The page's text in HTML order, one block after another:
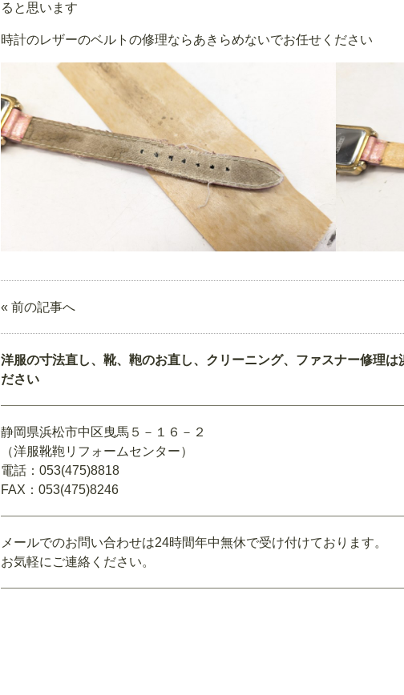
ると思います
時計のレザーのベルトの修理ならあきらめないでお任せください
« 前の記事へ
洋服の寸法直し、靴、鞄のお直し、クリーニング、ファスナー修理
ださい
静岡県浜松市中区曳馬５－１６－２
（洋服靴鞄リフォームセンター）
電話：053(475)8818
FAX：053(475)8246
メールでのお問い合わせは24時間年中無休で受け付けております。
お気軽にご連絡ください。